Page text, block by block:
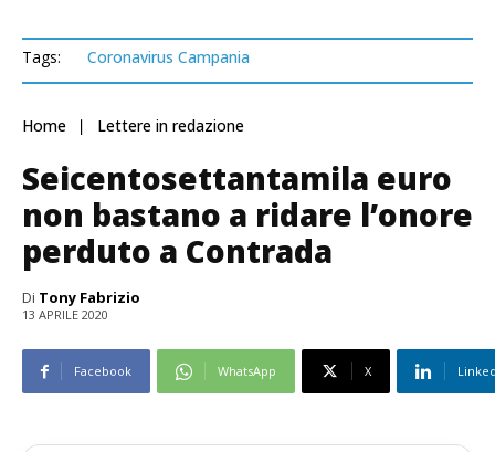
Tags: Coronavirus Campania
Home Lettere in redazione
Seicentosettantamila euro
non bastano a ridare l’onore
perduto a Contrada
Di Tony Fabrizio
13 APRILE 2020
Facebook WhatsApp X